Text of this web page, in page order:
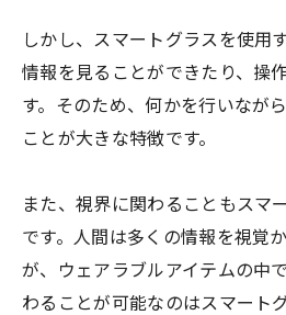
しかし、スマートグラスを使用
情報を見ることができたり、操
す。そのため、何かを行いなが
ことが大きな特徴です。
また、視界に関わることもスマ
です。人間は多くの情報を視覚
が、ウェアラブルアイテムの中
わることが可能なのはスマート